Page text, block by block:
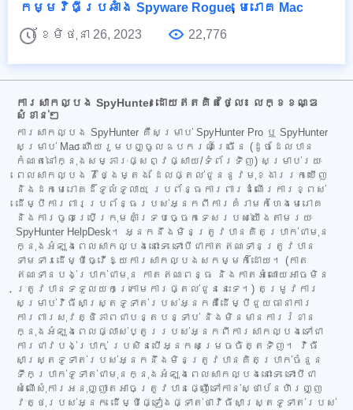
កម្មវិធីប្រឆាំង Spyware Rogue, មេរោគ Mac
ខែមិថុនា 26, 2023
22,776
ការសាកល្បង SpyHunter ដោយឥតគិតថ្លៃ៖ លក្ខខណ្ឌ
សំខាន់ៗ
ការសាកល្បង SpyHunter គឺសម្រាប់ SpyHunter Pro ឬ SpyHunter
សម្រាប់ Mac ហើយរួមបញ្ចូលឧបករណ៍ច្រើន (ដូចដែលបាន
កំណត់នៅក្នុងសម្ភារៈផ្សព្វផ្សាយ/ទំព័រទិញ) សម្រាប់រយៈ
ពេលសាកល្បង 7 ថ្ងៃម្តង ដែលផ្តល់ជូននូវមុខងាររកឃើញ
និងដកមេរោគដ៏ទូលំទូលាយ ប្រព័ន្ធការពារដំណើរការខ្ពស់
ដើម្បីការពារប្រព័ន្ធរបស់អ្នកពីការគំរាមកំហែងមេរោគ
និងការចូលប្រើក្រុមគាំទ្របច្ចេកទេសរបស់យើងតាមរយៈ
SpyHunter HelpDesk។ អ្នកនឹងមិនត្រូវបានគិតប្រាក់ជាមុន
ក្នុងអំឡុងពេលសាកល្បងនោះទេ ទោះបីជាកាតឥណទានត្រូវបាន
ទាមទារដើម្បីធ្វើឱ្យការសាកល្បងសកម្មក៏ដោយ។ (កាត
ឥណទានបង់ប្រាក់ជាមុន កាតឥណពន្ធ និងកាតអំណោយអាចមិន
ត្រូវបានទទួលយកក្រោមការផ្តល់ជូននេះទេ។) តម្រូវការ
សម្រាប់វិធីសាស្ត្រទូទាត់របស់អ្នកគឺដើម្បីជួយធានាការ
ការពារសុវត្ថិភាពជាបន្តបន្ទាប់ និងមិនមានការរំខាន
ក្នុងអំឡុងពេលផ្លាស់ប្តូររបស់អ្នកពីការសាកល្បងទៅជា
ការជាវបង់ប្រាក់ ប្រសិនបើអ្នកសម្រេចចិត្តទិញ។ វិធី
សាស្ត្រទូទាត់របស់អ្នកនឹងមិនត្រូវបានគិតប្រាក់ចំនួន
ទឹកប្រាក់ទូទាត់ជាមុនក្នុងអំឡុងពេលសាកល្បងនោះទេ ទោះបីជា
សំណើសុំការអនុញ្ញាតអាចត្រូវបានផ្ញើទៅកាន់ស្ថាប័នហិរញ្ញ
វត្ថុរបស់អ្នក ដើម្បីផ្ទៀងផ្ទាត់ថាវិធីសាស្ត្រទូទាត់របស់